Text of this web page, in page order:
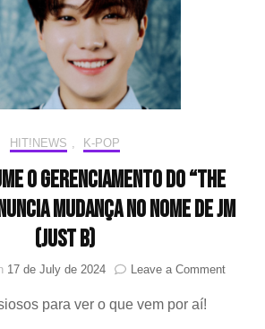
to
Kingdom:
Ace
of
Ace”
HIT!NEWS , K-POP
o gerenciamento do “The
mudança no nome de JM
(Just B)
17 de July de 2024 Leave a Commenton
para ver o que vem por aí!